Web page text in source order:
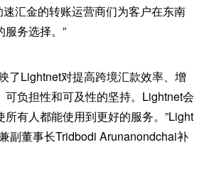
汇金的转账运营商们为客户在东南
服务选择。”
了Lightnet对提高跨境汇款效率、增
可负担性和可及性的坚持。Lightnet会
有人都能使用到更好的服务。”Light
副董事长Tridbodi Arunanondchai补